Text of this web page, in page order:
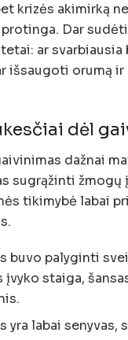
krizės akimirką
Dar
ar svarbiausia
išsaugoti orumą ir
dėl
dažnai
sugrąžinti žmogų
tikimybė labai
buvo palyginti
įvyko staiga,
yra labai senyvas,